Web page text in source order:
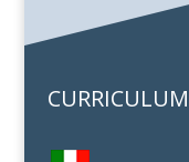
CURRICULUM